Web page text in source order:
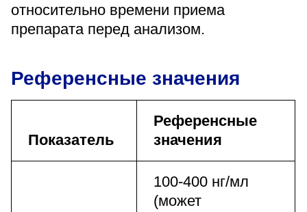
относительно времени приема
препарата перед анализом.
Референсные значения
Показатель
Референсные
значения
100-400 нг/мл
(может